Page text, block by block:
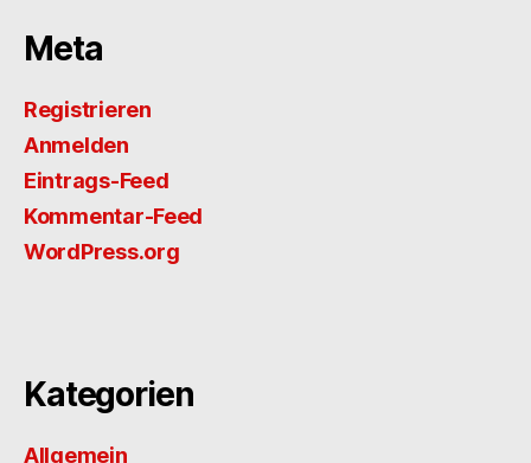
Meta
Registrieren
Anmelden
Eintrags-Feed
Kommentar-Feed
WordPress.org
Kategorien
Allgemein